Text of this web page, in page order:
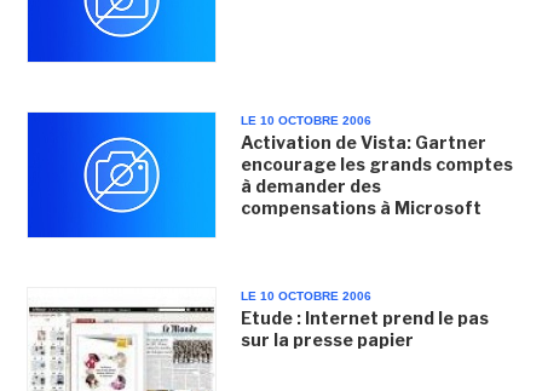
LE 10 OCTOBRE 2006
Activation de Vista: Gartner
encourage les grands comptes
à demander des
compensations à Microsoft
LE 10 OCTOBRE 2006
Etude : Internet prend le pas
sur la presse papier